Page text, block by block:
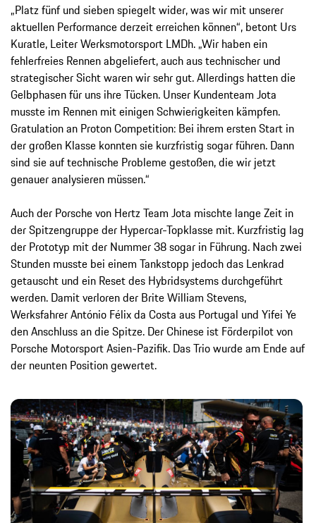
„Platz fünf und sieben spiegelt wider, was wir mit unserer
aktuellen Performance derzeit erreichen können“, betont Urs
Kuratle, Leiter Werksmotorsport LMDh. „Wir haben ein
fehlerfreies Rennen abgeliefert, auch aus technischer und
strategischer Sicht waren wir sehr gut. Allerdings hatten die
Gelbphasen für uns ihre Tücken. Unser Kundenteam Jota
musste im Rennen mit einigen Schwierigkeiten kämpfen.
Gratulation an Proton Competition: Bei ihrem ersten Start in
der großen Klasse konnten sie kurzfristig sogar führen. Dann
sind sie auf technische Probleme gestoßen, die wir jetzt
genauer analysieren müssen.“
Auch der Porsche von Hertz Team Jota mischte lange Zeit in
der Spitzengruppe der Hypercar-Topklasse mit. Kurzfristig lag
der Prototyp mit der Nummer 38 sogar in Führung. Nach zwei
Stunden musste bei einem Tankstopp jedoch das Lenkrad
getauscht und ein Reset des Hybridsystems durchgeführt
werden. Damit verloren der Brite William Stevens,
Werksfahrer António Félix da Costa aus Portugal und Yifei Ye
den Anschluss an die Spitze. Der Chinese ist Förderpilot von
Porsche Motorsport Asien-Pazifik. Das Trio wurde am Ende auf
der neunten Position gewertet.